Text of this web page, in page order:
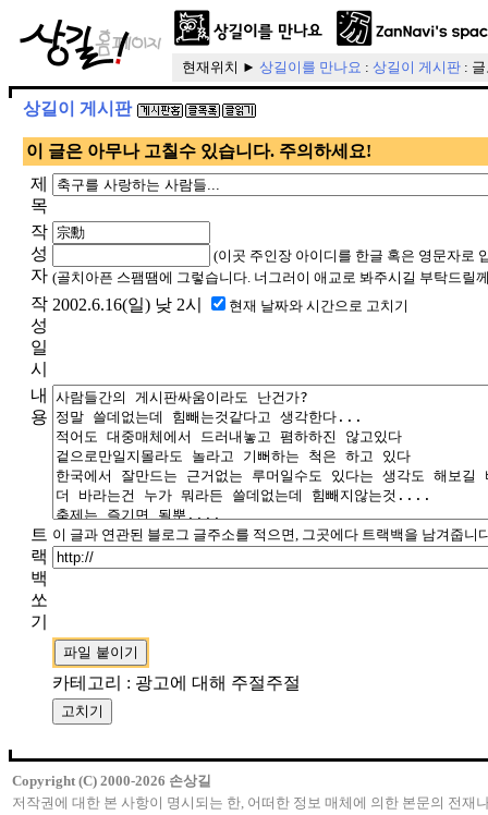
현재위치 ► 상길이를 만나요 : 상길이 게시판 :
상길이 게시판
이 글은 아무나 고칠수 있습니다. 주의하세요!
제
목
작
성
자
(이곳 주인장 아이디를 한글 혹은 영문자로
(골치아픈 스팸땜에 그렇습니다. 너그러이 애교로 봐주시길 부탁드릴
작
성
일
시
2002.6.16(일) 낮 2시 현재 날짜와 시간으로 고치기
내
용
트
랙
백
쏘
기
이 글과 연관된 블로그 글주소를 적으면, 그곳에다 트랙백을 남겨줍니
카테고리 : 광고에 대해 주절주절
Copyright (C) 2000-2026 손상길
저작권에 대한 본 사항이 명시되는 한, 어떠한 정보 매체에 의한 본문의 전재